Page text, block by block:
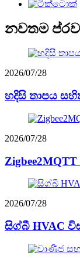
නවතම
2026/07/28
හදිසි තාපය
2026/07/28
2026/07/28
සිග්බී HVAC